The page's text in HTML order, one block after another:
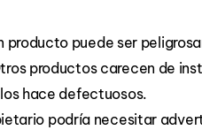
producto puede ser
productos carecen de
hace defectuosos.
podría necesitar